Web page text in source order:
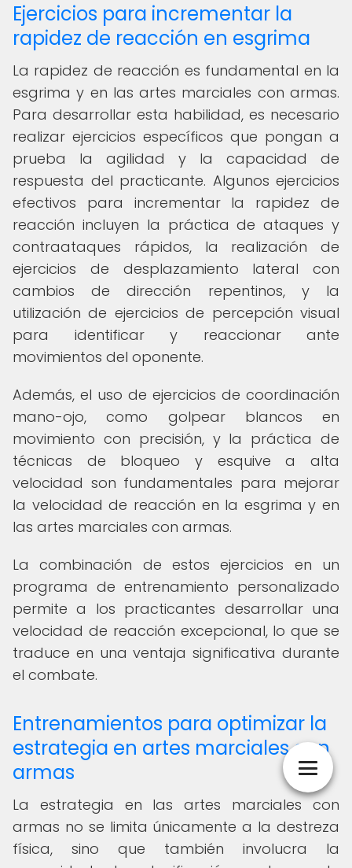
Ejercicios para incrementar la
rapidez de reacción en esgrima
La rapidez de reacción es fundamental en la
esgrima y en las artes marciales con armas.
Para desarrollar esta habilidad, es necesario
realizar ejercicios específicos que pongan a
prueba la agilidad y la capacidad de
respuesta del practicante. Algunos ejercicios
efectivos para incrementar la rapidez de
reacción incluyen la práctica de ataques y
contraataques rápidos, la realización de
ejercicios de desplazamiento lateral con
cambios de dirección repentinos, y la
utilización de ejercicios de percepción visual
para identificar y reaccionar ante
movimientos del oponente.
Además, el uso de ejercicios de coordinación
mano-ojo, como golpear blancos en
movimiento con precisión, y la práctica de
técnicas de bloqueo y esquive a alta
velocidad son fundamentales para mejorar
la velocidad de reacción en la esgrima y en
las artes marciales con armas.
La combinación de estos ejercicios en un
programa de entrenamiento personalizado
permite a los practicantes desarrollar una
velocidad de reacción excepcional, lo que se
traduce en una ventaja significativa durante
el combate.
Entrenamientos para optimizar la
estrategia en artes marciales con
armas
La estrategia en las artes marciales con
armas no se limita únicamente a la destreza
física, sino que también involucra la